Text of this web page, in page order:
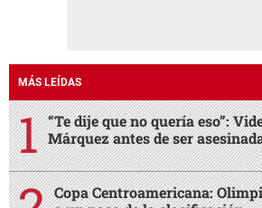
MÁS LEÍDAS
“Te dije que no quería eso”:
Márquez antes de ser
Copa Centroamericana: